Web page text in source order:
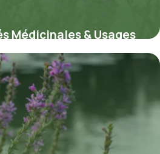
Médicinales & Usages